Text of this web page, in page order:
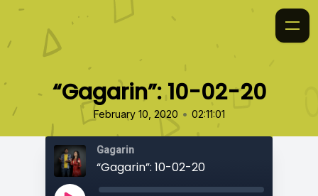
“Gagarin”: 10-02-20
February 10, 2020 • 02:11:01
Gagarin
“Gagarin”: 10-02-20